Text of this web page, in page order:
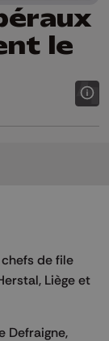
le
de file
Liège et
Defraigne,